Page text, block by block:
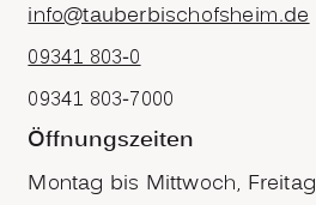
info@tauberbischofsheim.de
09341 803-0
09341 803-7000
Öffnungszeiten
Montag bis Mittwoch, Freitag